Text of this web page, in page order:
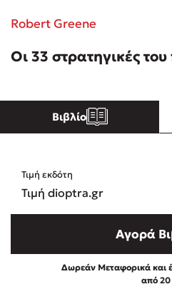
Ιωάννης
Πάνω, κάτω,
Robert Greene
Οι 33 στρατηγικές
Βιβλίο
Τιμή εκδότη
Τιμή dioptra.gr
Αγορά
Δωρεάν Μεταφορικά και
από